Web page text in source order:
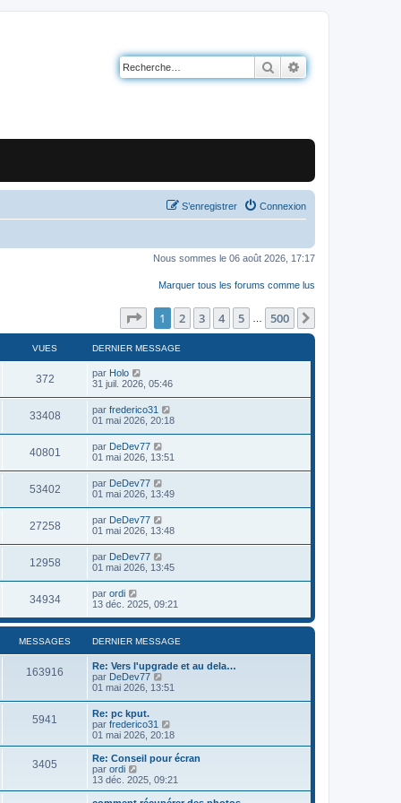
Rechercher
Connexion
S’enregistrer
Nous sommes le 06 août 2026, 17:17
Marquer tous les forums comme lus
Page sur500
1 2 3 4 5 500
VUES DERNIER MESSAGE
372 par Holo
31 juil. 2026, 05:46
33408 par frederico31
01 mai 2026, 20:18
40801 par DeDev77
01 mai 2026, 13:51
53402 par DeDev77
01 mai 2026, 13:49
27258 par DeDev77
01 mai 2026, 13:48
12958 par DeDev77
01 mai 2026, 13:45
34934 par ordi
13 déc. 2025, 09:21
MESSAGES DERNIER MESSAGE
163916
Re: Vers l'upgrade et au dela…
par DeDev77
o
l
e
d
e
r
i
e
01 mai 2026, 13:51
5941
Re: pc kput.
par frederico31
o
i
r
e
01 mai 2026, 20:18
3405
Re: Conseil pour écran
par ordi
o
i
r
13 déc. 2025, 09:21